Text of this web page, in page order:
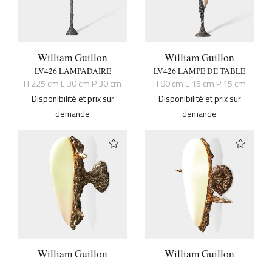
William Guillon
LV426 LAMPADAIRE
H 225 cm L 30 cm P 30 cm
Disponibilité et prix sur
demande
William Guillon
LV426 LAMPE DE TABLE
H 90 cm L 15 cm P 15 cm
Disponibilité et prix sur
demande
William Guillon William Guillon